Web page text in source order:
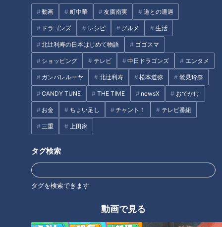
動画 町中華 友廣南実 道との遭遇
ドラゴンズ レシピ グルメ 生活
北辻利寿の日本はじめて物語 ゴゴスマ
ショッピング テレビ 中日ドラゴンズ エンタメ
ガンバレルーヤ 北辻利寿 松本道弥 鷲見玲奈
CANDY TUNE THE TIME newsX おでかけ
お金 ちょい足し チャント！ テレビ番組
三重 上田家
タグ検索
タグを検索できます
動画で見る
水城あやの
オススメ関連コンテンツ
チャント知っ得！なるほどドク
ター＃３ おしっこで病気がわか
る！？【チャント！】
チャント知っ得！なるほどドク
ター＃２ バストケア【チャン